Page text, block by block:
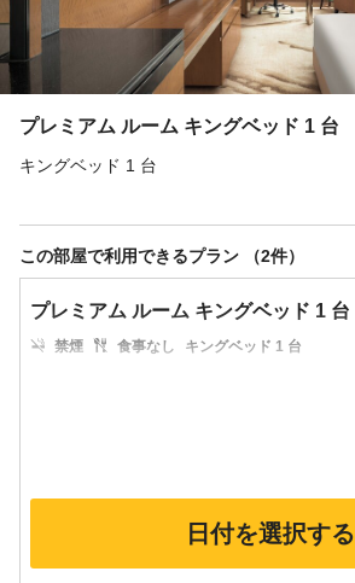
プレミアム ルーム キングベッド 1 台
キングベッド 1 台
この部屋で利用できるプラン （2件）
プレミアム ルーム キングベッド 1 台
禁煙 食事なし
キングベッド 1 台
日付を選択する